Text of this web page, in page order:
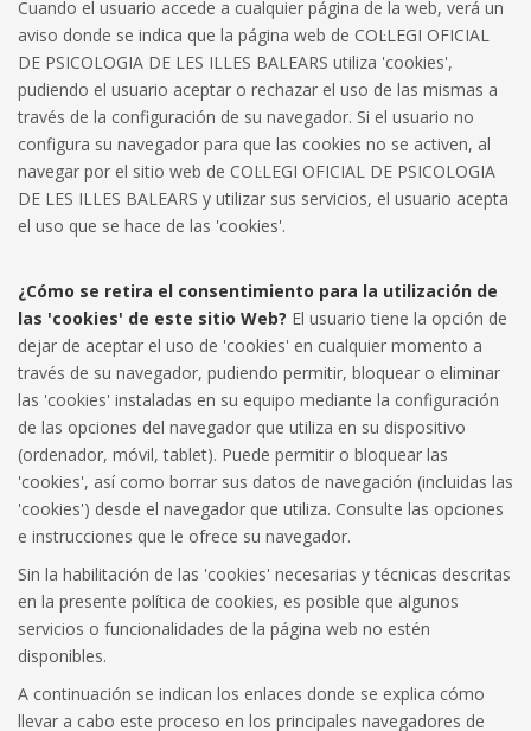
Cuando el usuario accede a cualquier página de la web, verá un
aviso donde se indica que la página web de COL·LEGI OFICIAL
DE PSICOLOGIA DE LES ILLES BALEARS utiliza 'cookies',
pudiendo el usuario aceptar o rechazar el uso de las mismas a
través de la configuración de su navegador. Si el usuario no
configura su navegador para que las cookies no se activen, al
navegar por el sitio web de COL·LEGI OFICIAL DE PSICOLOGIA
DE LES ILLES BALEARS y utilizar sus servicios, el usuario acepta
el uso que se hace de las 'cookies'.
¿Cómo se retira el consentimiento para la utilización de
las 'cookies' de este sitio Web? El usuario tiene la opción de
dejar de aceptar el uso de 'cookies' en cualquier momento a
través de su navegador, pudiendo permitir, bloquear o eliminar
las 'cookies' instaladas en su equipo mediante la configuración
de las opciones del navegador que utiliza en su dispositivo
(ordenador, móvil, tablet). Puede permitir o bloquear las
'cookies', así como borrar sus datos de navegación (incluidas las
'cookies') desde el navegador que utiliza. Consulte las opciones
e instrucciones que le ofrece su navegador.
Sin la habilitación de las 'cookies' necesarias y técnicas descritas
en la presente política de cookies, es posible que algunos
servicios o funcionalidades de la página web no estén
disponibles.
A continuación se indican los enlaces donde se explica cómo
llevar a cabo este proceso en los principales navegadores de